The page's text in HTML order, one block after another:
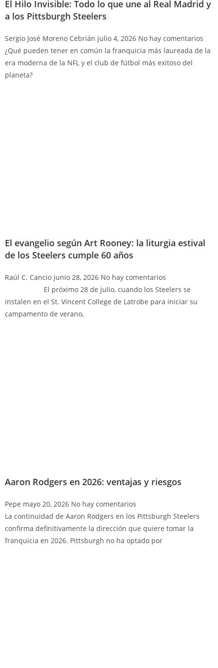
El Hilo Invisible: Todo lo que une al Real Madrid y
a los Pittsburgh Steelers
Sergio José Moreno Cebrián julio 4, 2026 No hay comentarios
¿Qué pueden tener en común la franquicia más laureada de la
era moderna de la NFL y el club de fútbol más exitoso del
planeta?
El evangelio según Art Rooney: la liturgia estival
de los Steelers cumple 60 años
Raúl C. Cancio junio 28, 2026 No hay comentarios
El próximo 28 de julio, cuando los Steelers se
instalen en el St. Vincent College de Latrobe para iniciar su
campamento de verano,
Aaron Rodgers en 2026: ventajas y riesgos
Pepe mayo 20, 2026 No hay comentarios
La continuidad de Aaron Rodgers en los Pittsburgh Steelers
confirma definitivamente la dirección que quiere tomar la
franquicia en 2026. Pittsburgh no ha optado por